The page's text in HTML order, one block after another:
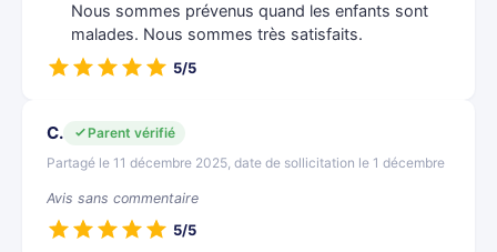
Nous sommes prévenus quand les enfants sont
malades. Nous sommes très satisfaits.
5/5
C.
Parent vérifié
Partagé le 11 décembre 2025, date de sollicitation le 1 décembre
Avis sans commentaire
5/5